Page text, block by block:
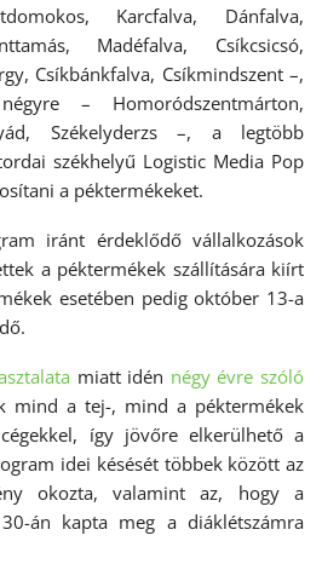
Karcfalva, Dánfalva,
Madéfalva, Csíkcsicsó,
Csíkbánkfalva, Csíkmindszent –,
– Homoródszentmárton,
Székelyderzs –, a legtöbb
székhelyű Logistic Media Pop
a péktermékeket.
iránt érdeklődő vállalkozások
a péktermékek szállítására kiírt
esetében pedig október 13-a
miatt idén négy évre szóló
mind a tej-, mind a péktermékek
így jövőre elkerülhető a
idei késését többek között az
okozta, valamint az, hogy a
án kapta meg a diáklétszámra